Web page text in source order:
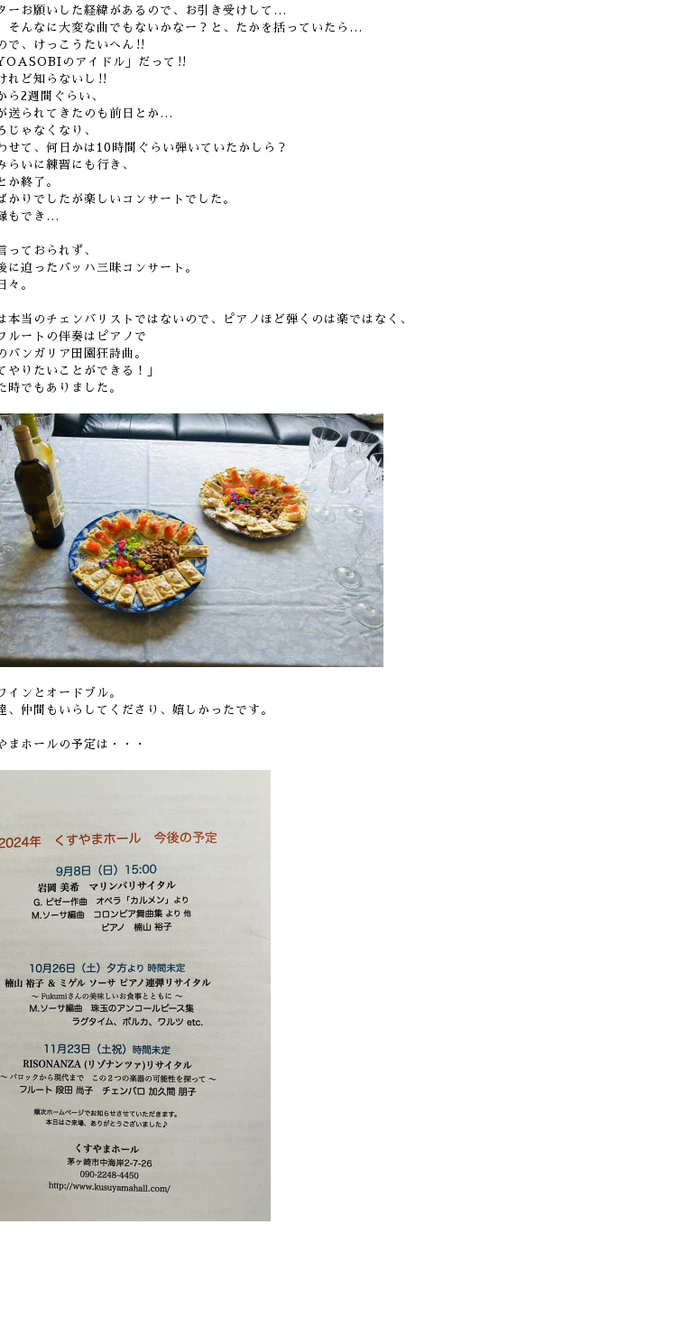
ーお願いした経緯があるので、お引き受けして…
そんなに大変な曲でもないかなー？と、たかを括っていたら…
で、けっこうたいへん‼︎
のアイドル」だって‼︎
れど知らないし‼︎
ら2週間ぐらい、
送られてきたのも前日とか…
じゃなくなり、
せて、何日かは10時間ぐらい弾いていたかしら？
らいに練習にも行き、
か終了。
かりでしたが楽しいコンサートでした。
もでき…
っておられず、
に迫ったバッハ三昧コンサート。
々。
本当のチェンバリストではないので、ピアノほど弾くのは楽ではなく、
ルートの伴奏はピアノで
バンガリア田園狂詩曲。
やりたいことができる！」
時でもありました。
インとオードブル。
、仲間もいらしてくださり、嬉しかったです。
まホールの予定は・・・